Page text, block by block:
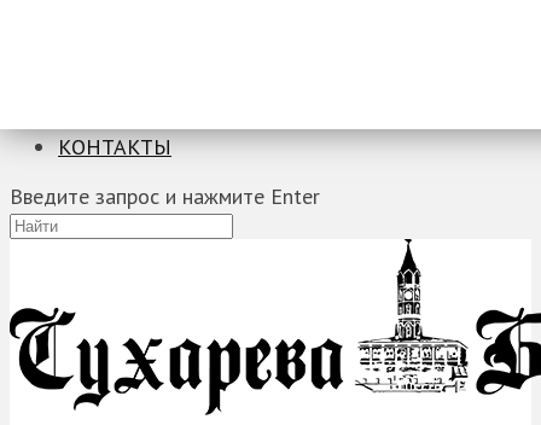
КОНТАКТЫ
Введите запрос и нажмите Enter